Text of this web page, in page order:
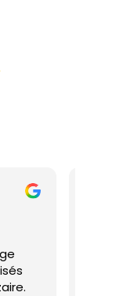
Annette Moriou
un différent que
que Monsieur
remarquable.